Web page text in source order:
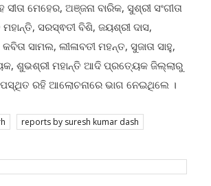
ମେହେର, ଅଞ୍ଜନା ବାରିକ, ସୁଶ୍ରୀ ସଂଗୀତା
ସରସ୍ଵତୀ ବିଶି, ଜୟଶ୍ରୀ ଦାସ,
ସାମଲ, ଲୀଳାବତୀ ମହନ୍ତ, ସୁଜାତା ସାହୁ,
ଶୁଭଶ୍ରୀ ମହାନ୍ତି ଆଦି ପ୍ରତ୍ୟେକ ଜିଲ୍ଲାରୁ
ରହି ଆଲୋଚନାରେ ଭାଗ ନେଇଥିଲେ ।
reports by suresh kumar dash